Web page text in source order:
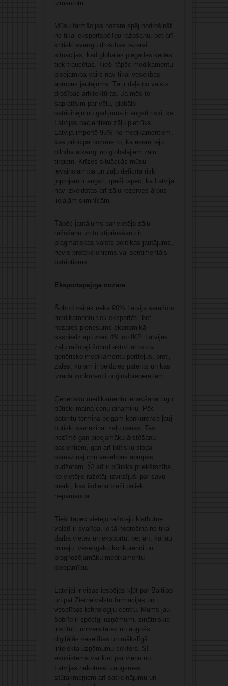
izmantotu.
Mūsu farmācijas nozare spēj nodrošināt
ne tikai eksportspējīgu ražošanu, bet arī
kritiski svarīgu drošības rezervi
situācijās, kad globālās piegādes ķēdes
tiek traucētas. Tieši tāpēc medikamentu
pieejamība vairs nav tikai veselības
aprūpes jautājums. Tā ir daļa no valsts
drošības arhitektūras. Ja mēs to
sapratīsim par vēlu, globālo
satricinājumu gadījumā ir augsti riski, ka
Latvijas pacientiem zāļu pietrūks.
Latvija importē 95% no medikamentiem,
kas principā nozīmē to, ka esam teju
pilnībā atkarīgi no globālajiem zāļu
tirgiem. Krīzes situācijās mūsu
ievainojamība un zāļu deficīta riski
joprojām ir augsti, īpaši tāpēc, ka Latvijā
nav izveidotas arī zāļu rezerves ārpus
lielajām slimnīcām.
Tāpēc jautājums par vietējo zāļu
ražošanu un to stiprināšanu ir
pragmatiskas valsts politikas jautājums,
nevis protekcionisms vai sentimentāls
patriotisms.
Eksportspējīga nozare
Šobrīd vairāk nekā 90% Latvijā saražoto
medikamentu tiek eksportēti, bet
nozares pienesums ekonomikā
sasniedz aptuveni 4% no IKP. Latvijas
zāļu ražotāji šobrīd aktīvi attīstīta
ģenērisko medikamentu portfeļus, proti,
zāles, kurām ir beidzies patents un kas
izrāda konkurenci oriģinālpreperātiem.
Ģenērisko medikamentu ienākšana tirgū
būtiski maina cenu dinamiku. Pēc
patentu termiņa beigām konkurence ļauj
būtiski samazināt zāļu cenas. Tas
nozīmē gan pieejamāku ārstēšanu
pacientiem, gan arī būtisku sloga
samazinājumu veselības aprūpes
budžetam. Šī arī ir būtiska priekšrocība,
ko vietējie ražotāji izvirzījuši par savu
mērķi, kas ikdienā bieži paliek
nepamanīta.
Tieši tāpēc vietējo ražotāju klātbūtne
valstī ir svarīga, jo tā nodrošina ne tikai
darba vietas un eksportu, bet arī, kā jau
minēju, veselīgāku konkurenci un
prognozējamāku medikamentu
pieejamību.
Latvijai ir visas iespējas kļūt par Baltijas
un pat Ziemeļvalstu farmācijas un
veselības tehnoloģiju centru. Mums jau
šobrīd ir spēcīgi uzņēmumi, zinātniskie
institūti, universitātes un augošs
digitālās veselības un mākslīgā
intelekta uzņēmumu sektors. Šī
ekosistēma var kļūt par vienu no
Latvijas nākotnes izaugsmes
stūrakmeņiem arī satricinājumu un